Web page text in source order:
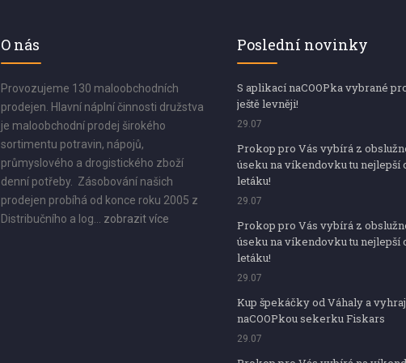
O nás
Provozujeme 130 maloobchodních
prodejen. Hlavní náplní činnosti družstva
je maloobchodní prodej širokého
sortimentu potravin, nápojů,
průmyslového a drogistického zboží
denní potřeby. Zásobování našich
prodejen probíhá od konce roku 2005 z
Distribučního a log... zobrazit více
Poslední novinky
S aplikací naCOOPka vybrané
ještě levněji!
29.07
Prokop pro Vás vybírá z
úseku na víkendovku tu nejlepší
letáku!
29.07
Prokop pro Vás vybírá z
úseku na víkendovku tu nejlepší
letáku!
29.07
Kup špekáčky od Váhaly a
naCOOPkou sekerku Fiskars
29.07